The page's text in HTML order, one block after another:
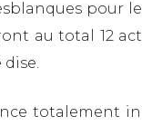
pour
au total 12
dise.
totalement